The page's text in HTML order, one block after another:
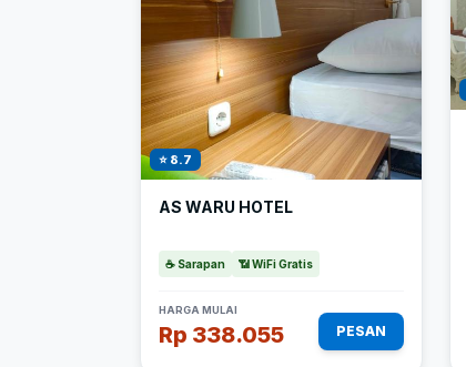
⭐ 8.7
AS WARU HOTEL
☕ Sarapan 📶 WiFi Gratis
HARGA MULAI
Rp 338.055 PESAN